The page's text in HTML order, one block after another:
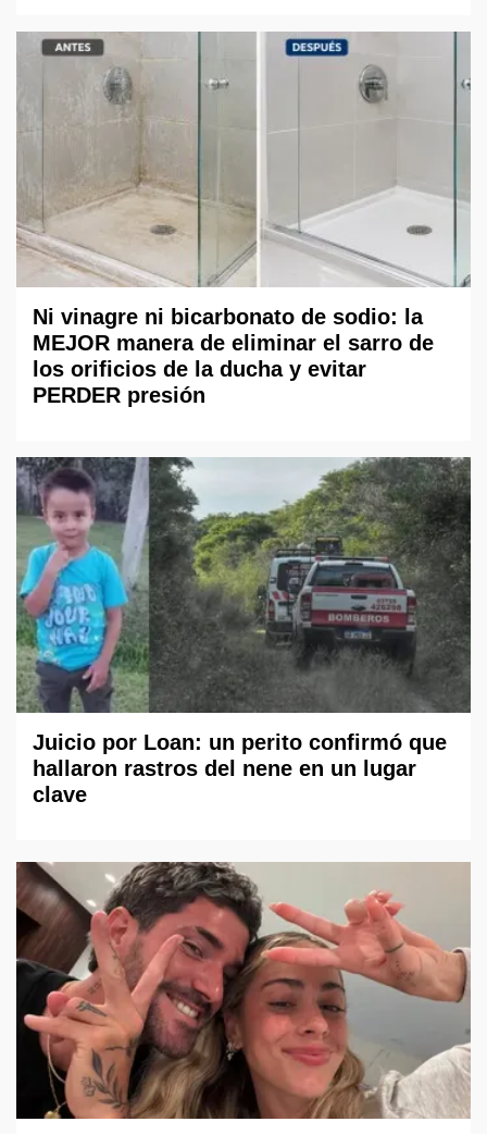
Ni vinagre ni bicarbonato de sodio: la
MEJOR manera de eliminar el sarro de
los orificios de la ducha y evitar
PERDER presión
Juicio por Loan: un perito confirmó que
hallaron rastros del nene en un lugar
clave